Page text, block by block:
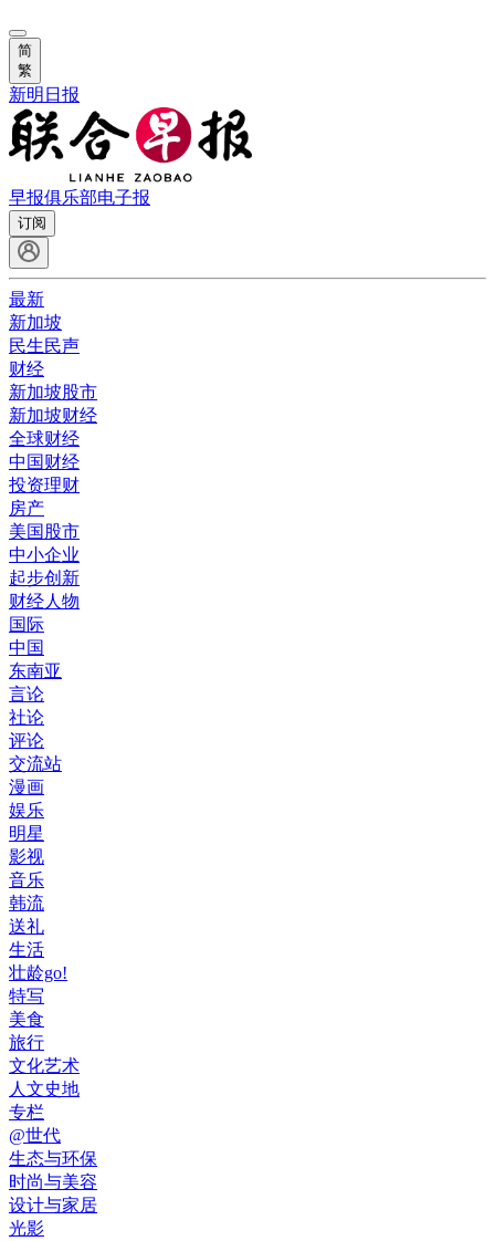
简
繁
新明日报
早报俱乐部电子报
订阅
最新
新加坡
民生民声
财经
新加坡股市
新加坡财经
全球财经
中国财经
投资理财
房产
美国股市
中小企业
起步创新
财经人物
国际
中国
东南亚
言论
社论
评论
交流站
漫画
娱乐
明星
影视
音乐
韩流
送礼
生活
壮龄go!
特写
美食
旅行
文化艺术
人文史地
专栏
@世代
生态与环保
时尚与美容
设计与家居
光影